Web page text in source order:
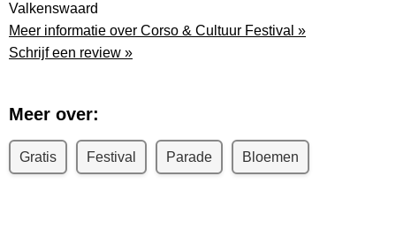
Valkenswaard
Meer informatie over Corso & Cultuur Festival »
Schrijf een review »
Meer over:
Gratis Festival Parade Bloemen